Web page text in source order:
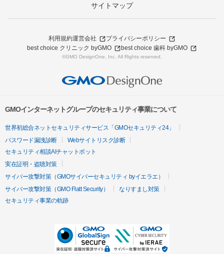
サイトマップ
利用規約運営会社
プライバシーポリシー
best choice クリニック byGMO
best choice 歯科 byGMO
©GMO DesignOne, Inc. All Rights reserved.
GMOインターネットグループのセキュリティ事業について
世界初総合ネットセキュリティサービス「GMOセキュリティ24」
パスワード漏洩診断
Webサイトリスク診断
セキュリティ相談AIチャットボット
実在証明・盗聴対策
サイバー攻撃対策（GMOサイバーセキュリティ byイエラエ）
サイバー攻撃対策（GMO Flatt Security）
なりすまし対策
セキュリティ事業の軌跡